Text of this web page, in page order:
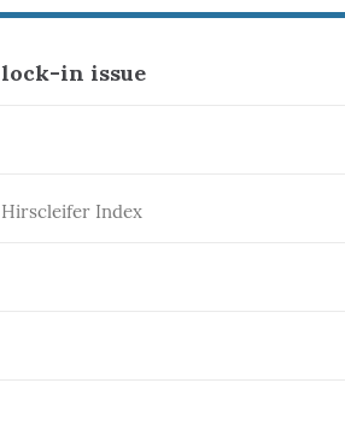
lock-in issue
Hirscleifer Index